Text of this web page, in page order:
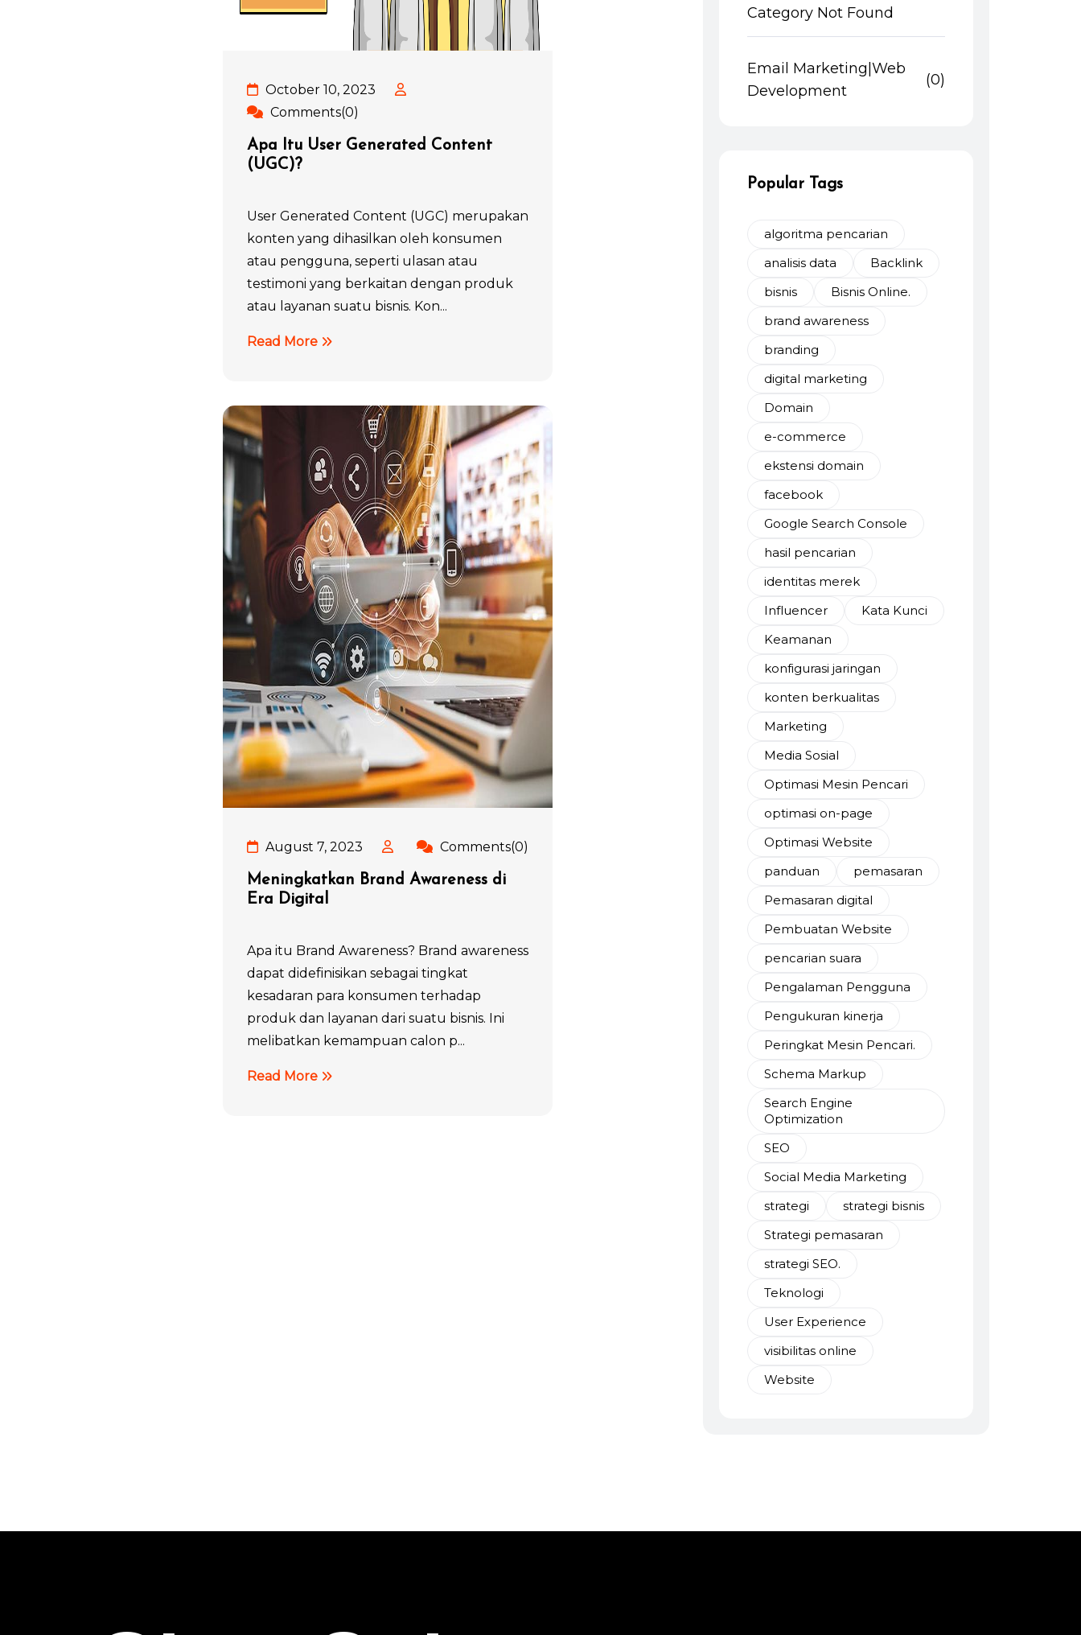
October 10, 2023
Comments(0)
Apa Itu User Generated Content
(UGC)?
User Generated Content (UGC) merupakan
konten yang dihasilkan oleh konsumen
atau pengguna, seperti ulasan atau
testimoni yang berkaitan dengan produk
atau layanan suatu bisnis. Kon...
Read More
August 7, 2023 Comments(0)
Meningkatkan Brand Awareness di
Era Digital
Apa itu Brand Awareness? Brand awareness
dapat didefinisikan sebagai tingkat
kesadaran para konsumen terhadap
produk dan layanan dari suatu bisnis. Ini
melibatkan kemampuan calon p...
Read More
Category Not Found
Email Marketing|Web
Development
(0)
Popular Tags
algoritma pencarian
analisis data
Backlink
bisnis
Bisnis Online.
brand awareness
branding
digital marketing
Domain
e-commerce
ekstensi domain
facebook
Google Search Console
hasil pencarian
identitas merek
Influencer
Kata Kunci
Keamanan
konfigurasi jaringan
konten berkualitas
Marketing
Media Sosial
Optimasi Mesin Pencari
optimasi on-page
Optimasi Website
panduan
pemasaran
Pemasaran digital
Pembuatan Website
pencarian suara
Pengalaman Pengguna
Pengukuran kinerja
Peringkat Mesin Pencari.
Schema Markup
Search Engine
Optimization
SEO
Social Media Marketing
strategi
strategi bisnis
Strategi pemasaran
strategi SEO.
Teknologi
User Experience
visibilitas online
Website